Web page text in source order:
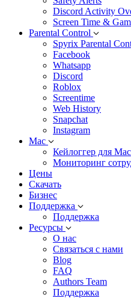
Discord Activity
Screen Time &
Parental Control
Spyrix Parental
Facebook
Whatsapp
Discord
Roblox
Screentime
Web History
Snapchat
Instagram
Mac
Кейлоггер для Mac
Мониторинг
Цены
Скачать
Бизнес
Поддержка
Поддержка
Ресурсы
О нас
Связаться с нами
Blog
FAQ
Authors Team
Поддержка